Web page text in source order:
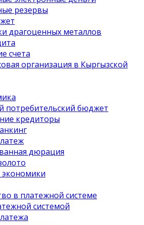
резервы
драгоценных металлов
счета
организация в Кыргызской
бюджет
кредиторы
дюрация
в платежной системе
системой